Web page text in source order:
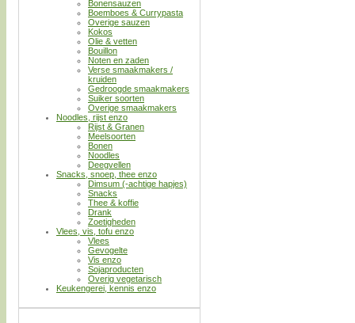
Bonensauzen
Boemboes & Currypasta
Overige sauzen
Kokos
Olie & vetten
Bouillon
Noten en zaden
Verse smaakmakers /
kruiden
Gedroogde smaakmakers
Suiker soorten
Overige smaakmakers
Noodles, rijst enzo
Rijst & Granen
Meelsoorten
Bonen
Noodles
Deegvellen
Snacks, snoep, thee enzo
Dimsum (-achtige hapjes)
Snacks
Thee & koffie
Drank
Zoetigheden
Vlees, vis, tofu enzo
Vlees
Gevogelte
Vis enzo
Sojaproducten
Overig vegetarisch
Keukengerei, kennis enzo